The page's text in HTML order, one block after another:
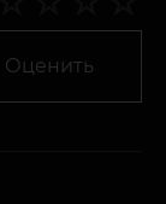
Оценить